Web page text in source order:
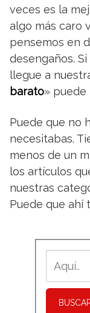
veces es la
algo más caro
pensemos en
desengaños.
llegue a
barato» puede
Puede que no
necesitabas.
menos de un
los artículos
nuestras
Puede que ahí